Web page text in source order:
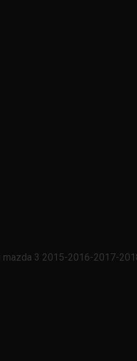
mazda 3 2015-2016-2017-